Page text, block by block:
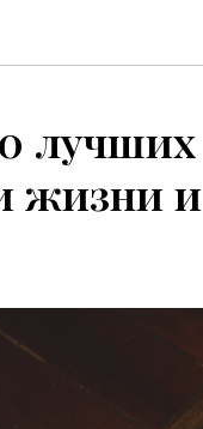
лучших
жизни и